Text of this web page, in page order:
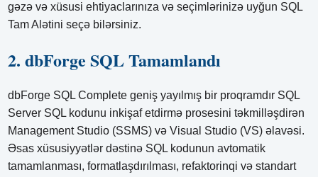
gəzə və xüsusi ehtiyaclarınıza və seçimlərinizə uyğun SQL
Tam Alətini seçə bilərsiniz.
2. dbForge SQL Tamamlandı
dbForge SQL Complete geniş yayılmış bir proqramdır SQL
Server SQL kodunu inkişaf etdirmə prosesini təkmilləşdirən
Management Studio (SSMS) və Visual Studio (VS) əlavəsi.
Əsas xüsusiyyətlər dəstinə SQL kodunun avtomatik
tamamlanması, formatlaşdırılması, refaktorinqi və standart